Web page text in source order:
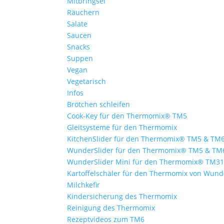
Räuchern
Salate
Saucen
Snacks
Suppen
Vegan
Vegetarisch
Infos
Brötchen schleifen
Cook-Key für den Thermomix® TM5
Gleitsysteme für den Thermomix
KitchenSlider für den Thermomix® TM5 &
WunderSlider für den Thermomix® TM5 &
WunderSlider Mini für den Thermomix® TM31
Kartoffelschäler für den Thermomix von
Milchkefir
Kindersicherung des Thermomix
Reinigung des Thermomix
Rezeptvideos zum TM6